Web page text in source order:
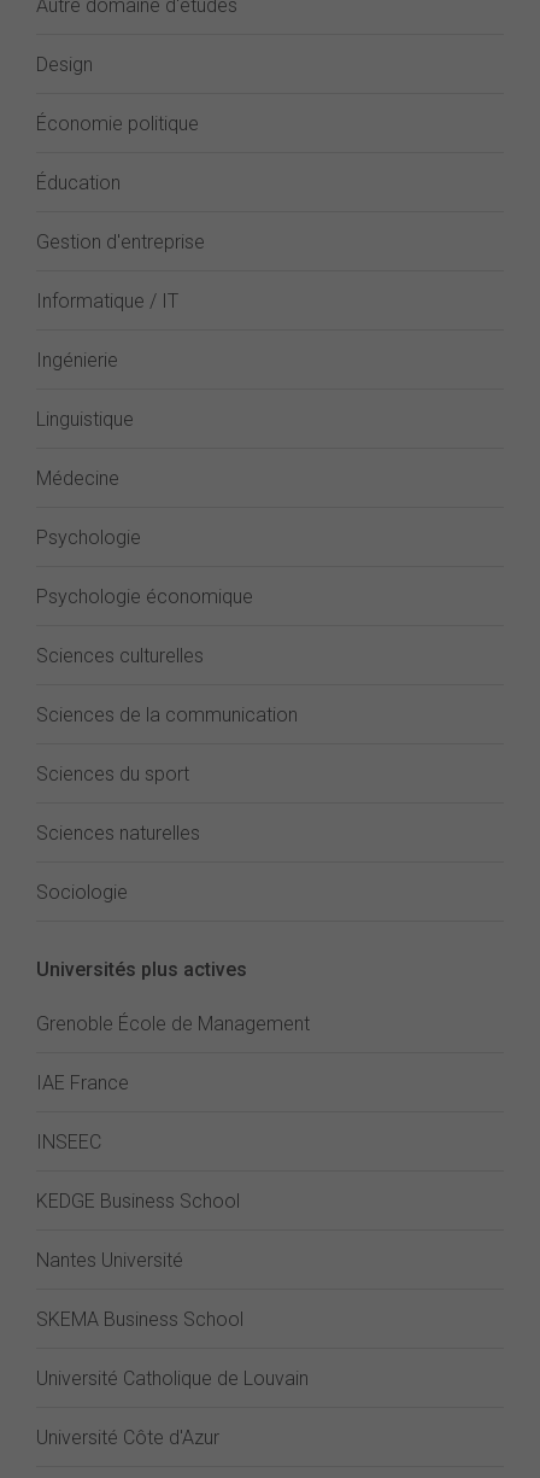
Autre domaine d'études
Design
Économie politique
Éducation
Gestion d'entreprise
Informatique / IT
Ingénierie
Linguistique
Médecine
Psychologie
Psychologie économique
Sciences culturelles
Sciences de la communication
Sciences du sport
Sciences naturelles
Sociologie
Universités plus actives
Grenoble École de Management
IAE France
INSEEC
KEDGE Business School
Nantes Université
SKEMA Business School
Université Catholique de Louvain
Université Côte d'Azur